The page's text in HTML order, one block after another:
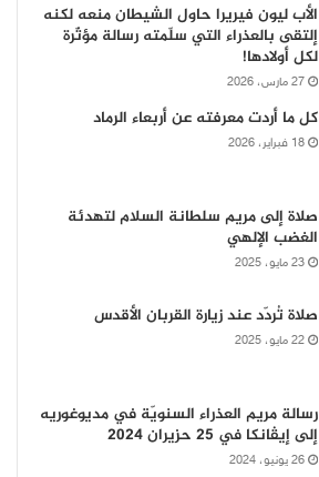
الأب ليون فيريرا حاول الشيطان منعه لكنه
إلتقى بالعذراء التي سلّمته رسالة مؤثّرة
لكل أولادها!
27 مارس، 2026
كل ما أردت معرفته عن أربعاء الرماد
18 فبراير، 2026
صلاة إلى مريم سلطانة السلام لتهدئة
الغضب الإلهي
23 مايو، 2025
صلاة تُردّد عند زيارة القربان الأقدس
22 مايو، 2025
رسالة مريم العذراء السنويّة في مديوغوريه
إلى إيڤانكا في 25 حزيران 2024
26 يونيو، 2024